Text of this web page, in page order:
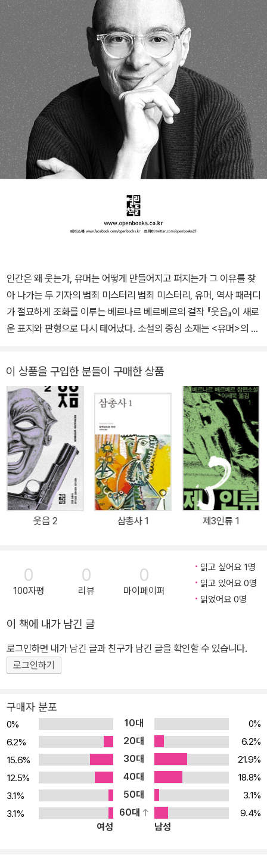
인간은 왜 웃는가, 유머는 어떻게 만들어지고 퍼지는가 그 이유를 찾
아 나가는 두 기자의 범죄 미스터리 범죄 미스터리, 유머, 역사 패러디
가 절묘하게 조화를 이루는 베르나르 베르베르의 걸작 『웃음』이 새로
운 표지와 판형으로 다시 태어났다. 소설의 중심 소재는 <유머>의 생
작품 전체가 하나의 거대한 농담을 지향하듯 발랄하고 유쾌하게 달려
간다. 우리는 하루에도 몇 편씩 절묘한 유머와 농담을 접한다. 더없이
완벽한 구성을 갖고 있는 <작품>들이지만 작가는 없다. 혹시 누군가,
또는 어떤 조직이 그런 농담을 의도적으로 만들고 비밀리에 퍼뜨리는
것은 아닐까? 만약 그렇다면 그들은 누구이고 그들의 목적은 무엇일
까? 이 질문들은 <인간은 왜 웃는가?>라는 하나의 근원적 질문에 맞
닿아 있으며, 작가는 이에 대한 답을 문학적 탐구를 통해 찾아 나간다.
새롭게 출간된 『웃음』은 시대에 맞추어 외래어 표기법을 꼼꼼하게 다
듬고 그간 달라진 맞춤법과 전문 용어를 반영했다. 한바탕 웃다 죽은
국민 코미디언의 의문사와 <살인 소담> 그리고 유머 기사단의 전설
토리 라인, 웃음을 유발하는 농담들, 『유머 역사 대전』이라는 가상의
텍스트가 각각의 겹이다. 이야기는 한 코미디언의 의문사에서 시작된
다. 프랑스인에게 가장 사랑받는 연예인 1위, 다리우스가 분장실에서
흔적조차 없다. 유일한 단서는 그가 사망하기 직전 폭소를 터뜨렸다
는 것뿐. 경찰은 과로로 인한 돌연사로 단정 짓고 수사를 종결하지만,
그 죽음 뒤에 놓인 의문을 추적하는 두 사람이 있다. 프리랜서 기자 뤼
범을 찾아내기 위해 주변 인물들을 추적하다가 죽음에 이르게 하는
유머인 <살인 소담(殺人笑談)>에 대한 소문을 듣고, 특수한 목적을
갖고 농담을 생산해 유포하는 비밀 결사의 존재를 알게 된다. 두 기자
는 갖가지 모험과 위기를 헤쳐 나가며, 코미디언 다리우스의 실체, 웃
음 산업과 유머를 둘러싼 음모, 그리고 역사의 배후에 감춰져 있던 거
대한 비밀 조직에 다가간다. 전편에 흐르는 유머와 풍자 세계사까지
비트는 야심 찬 패러디 수시로 발췌 인용되는 가상의 텍스트 『유머 역
사 대전(大全)』은 <유머 기사단>이 기록했다는 공식 역사서다. 역
이 상품을 구입한 분들이 구매한 상품
웃음 2 삼총사 1 제3인류 1
0
100자평
0
리뷰
0
마이페이퍼
읽고 싶어요 1명
읽고 있어요 0명
읽었어요 0명
이 책에 내가 남긴 글
로그인하면 내가 남긴 글과 친구가 남긴 글을 확인할 수 있습니다.
로그인하기
구매자 분포
0% 10대
0%
6.2%
20대
6.2%
15.6%
30대
21.9%
12.5%
40대
18.8%
3.1%
50대
3.1%
3.1%
60대
9.4%
여성
남성